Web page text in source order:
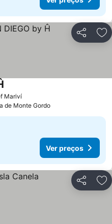
Partilhar
Mariví
de Monte Gordo
Ver preços
Partilhar